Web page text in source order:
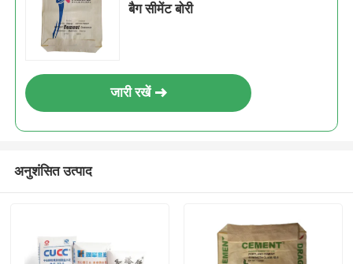
बैग सीमेंट बोरी
जारी रखें
अनुशंसित उत्पाद